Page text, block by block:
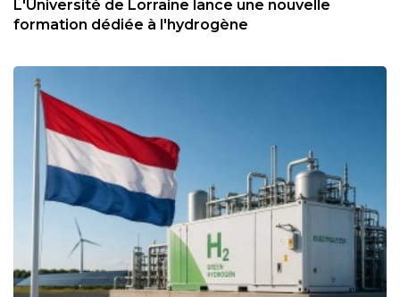
L'Université de Lorraine lance une nouvelle
formation dédiée à l'hydrogène